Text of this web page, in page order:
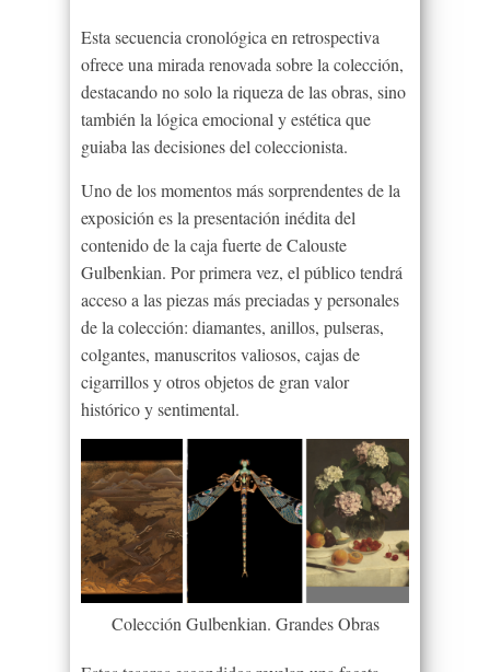
Esta secuencia cronológica en retrospectiva
ofrece una mirada renovada sobre la colección,
destacando no solo la riqueza de las obras, sino
también la lógica emocional y estética que
guiaba las decisiones del coleccionista.
Uno de los momentos más sorprendentes de la
exposición es la presentación inédita del
contenido de la caja fuerte de Calouste
Gulbenkian. Por primera vez, el público tendrá
acceso a las piezas más preciadas y personales
de la colección: diamantes, anillos, pulseras,
colgantes, manuscritos valiosos, cajas de
cigarrillos y otros objetos de gran valor
histórico y sentimental.
Colección Gulbenkian. Grandes Obras